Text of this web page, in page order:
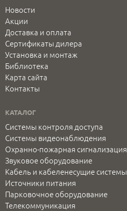
Новости
Акции
Доставка и оплата
Сертификаты дилера
Установка и монтаж
Библиотека
Карта сайта
Контакты
КАТАЛОГ
Системы контроля доступа
Системы видеонаблюдения
Охранно-пожарная сигнализация
Звуковое оборудование
Кабель и кабеленесущие системы
Источники питания
Парковочное оборудование
Телекоммуникация